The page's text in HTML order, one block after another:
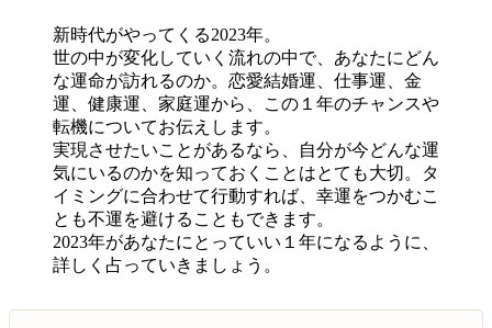
新時代がやってくる2023年。
世の中が変化していく流れの中で、あなたにどん
な運命が訪れるのか。恋愛結婚運、仕事運、金
運、健康運、家庭運から、この１年のチャンスや
転機についてお伝えします。
実現させたいことがあるなら、自分が今どんな運
気にいるのかを知っておくことはとても大切。タ
イミングに合わせて行動すれば、幸運をつかむこ
とも不運を避けることもできます。
2023年があなたにとっていい１年になるように、
詳しく占っていきましょう。